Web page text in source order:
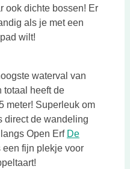
ook dichte bossen! Er
als je met een
wilt!
opent in een nieuwe tab
waterval van
totaal heeft de
meter! Superleuk om
direct de wandeling
Open Erf De
opent in een nieuwe tab
een fijn plekje voor